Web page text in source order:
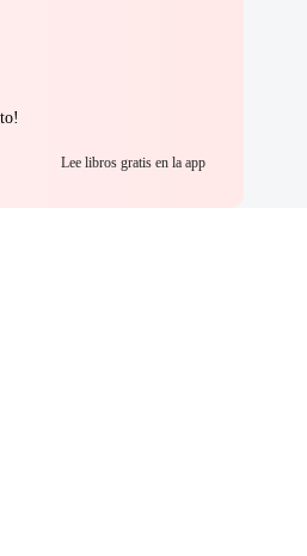
Lee libros gratis en la app